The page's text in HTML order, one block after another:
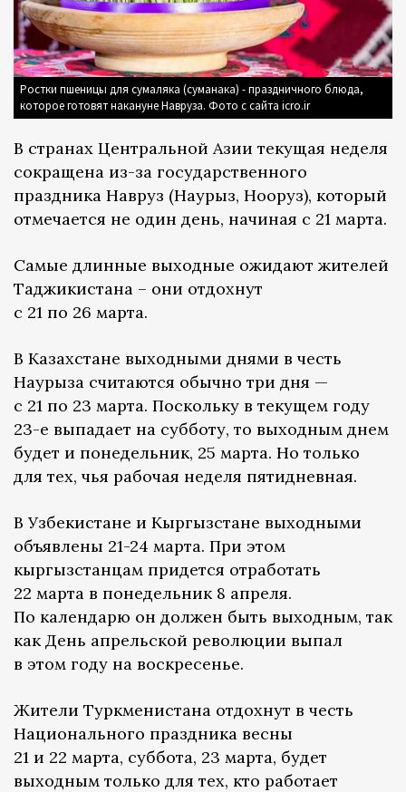
Ростки пшеницы для сумаляка (суманака) - праздничного блюда,
которое готовят накануне Навруза. Фото с сайта icro.ir
В странах Центральной Азии текущая неделя
сокращена из-за государственного
праздника Навруз (Наурыз, Нооруз), который
отмечается не один день, начиная с 21 марта.
Самые длинные выходные ожидают жителей
Таджикистана – они отдохнут
с 21 по 26 марта.
В Казахстане выходными днями в честь
Наурыза считаются обычно три дня —
с 21 по 23 марта. Поскольку в текущем году
23-е выпадает на субботу, то выходным днем
будет и понедельник, 25 марта. Но только
для тех, чья рабочая неделя пятидневная.
В Узбекистане и Кыргызстане выходными
объявлены 21-24 марта. При этом
кыргызстанцам придется отработать
22 марта в понедельник 8 апреля.
По календарю он должен быть выходным, так
как День апрельской революции выпал
в этом году на воскресенье.
Жители Туркменистана отдохнут в честь
Национального праздника весны
21 и 22 марта, суббота, 23 марта, будет
выходным только для тех, кто работает